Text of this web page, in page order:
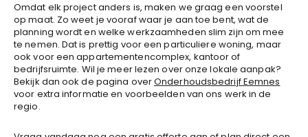
Omdat elk project anders is, maken we graag een voorstel
op maat. Zo weet je vooraf waar je aan toe bent, wat de
planning wordt en welke werkzaamheden slim zijn om mee
te nemen. Dat is prettig voor een particuliere woning, maar
ook voor een appartementencomplex, kantoor of
bedrijfsruimte. Wil je meer lezen over onze lokale aanpak?
Bekijk dan ook de pagina overOnderhoudsbedrijf Eemnes
voor extra informatie en voorbeelden van ons werk in de
regio.